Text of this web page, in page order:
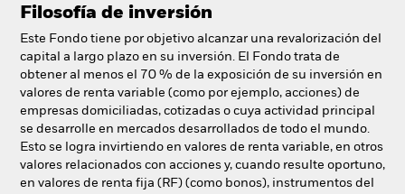
Nuestra compañía
Filosofía de inversión
Este Fondo tiene por objetivo alcanzar una revalorización del
capital a largo plazo en su inversión. El Fondo trata de
obtener al menos el 70 % de la exposición de su inversión en
valores de renta variable (como por ejemplo, acciones) de
empresas domiciliadas, cotizadas o cuya actividad principal
se desarrolle en mercados desarrollados de todo el mundo.
Esto se logra invirtiendo en valores de renta variable, en otros
valores relacionados con acciones y, cuando resulte oportuno,
en valores de renta fija (RF) (como bonos), instrumentos del